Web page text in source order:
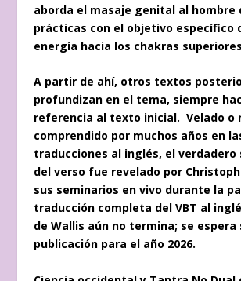
aborda el masaje genital al hombre
prácticas con el objetivo específico
energía hacia los chakras
A partir de ahí, otros textos
profundizan en el tema, siempre
referencia al texto inicial. Velado o
comprendido por muchos años en
traducciones al inglés, el verdadero
del verso fue revelado por
sus seminarios en vivo durante la
traducción completa del VBT al
de Wallis aún no termina; se espera
publicación para el año 2026.